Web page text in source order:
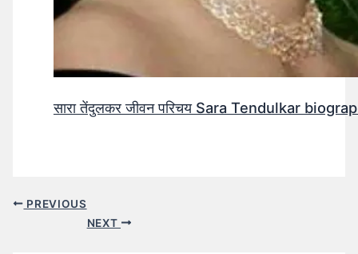
सारा तेंदुलकर जीवन परिचय Sara Tendulkar
PREVIOUS
NEXT